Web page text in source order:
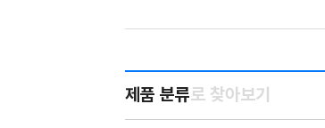
제품 분류로 찾아보기